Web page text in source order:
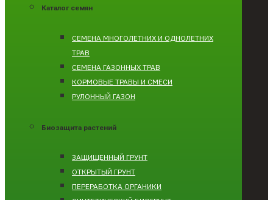
Каталог семян
CЕМЕНА МНОГОЛЕТНИХ И ОДНОЛЕТНИХ
ТРАВ
СЕМЕНА ГАЗОННЫХ ТРАВ
КОРМОВЫЕ ТРАВЫ И СМЕСИ
РУЛОННЫЙ ГАЗОН
Биозащита растений
ЗАЩИЩЕННЫЙ ГРУНТ
ОТКРЫТЫЙ ГРУНТ
ПЕРЕРАБОТКА ОРГАНИКИ